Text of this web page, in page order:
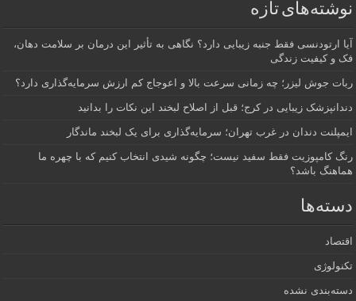
نوشته‌های تازه
آیا ارتودنسی فقط جنبه زیبایی دارد؟ نگاهی به تأثیر این درمان بر سلامت دهان،
فک و کیفیت زندگی
ربات جوش لیزر؛ چه زمانی سرعت بالا و اعوجاج کم ارزش سرمایه‌گذاری دارد؟
دندانپزشک زیبایی در کرج؛ قبل از اصلاح لبخند این نکات را بدانید
ایمپلنت دندان در غرب تهران؛ سرمایه‌گذاری برای یک لبخند ماندگار
رنگ کامپوزیت فقط سفید نیست؛ چگونه شیدی انتخاب کنیم که با چهره ما
هماهنگ باشد؟
دسته‌ها
اقتصاد
تکنولوژی
دسته‌بندی نشده